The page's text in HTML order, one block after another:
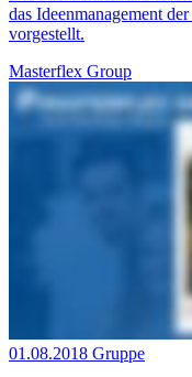
das Ideenmanagement
vorgestellt.
Masterflex Group
01.08.2018 Gruppe